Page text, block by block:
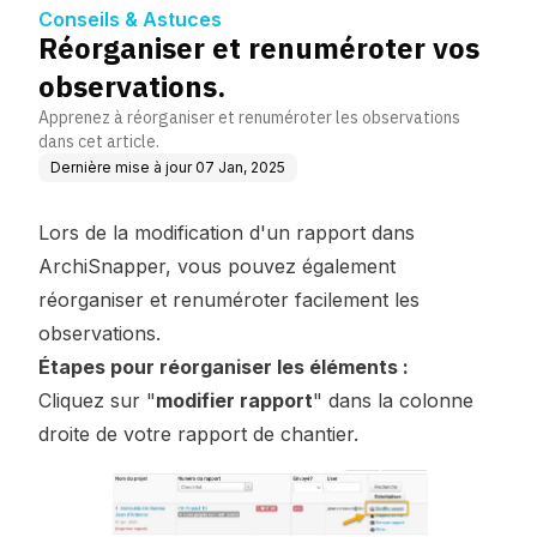
Conseils & Astuces
Réorganiser et renuméroter vos
observations.
Apprenez à réorganiser et renuméroter les observations
dans cet article.
Dernière mise à jour 07 Jan, 2025
Lors de la modification d'un rapport dans
ArchiSnapper, vous pouvez également
réorganiser et renuméroter facilement les
observations.
Étapes pour réorganiser les éléments :
Cliquez sur "modifier rapport" dans la colonne
droite de votre rapport de chantier.